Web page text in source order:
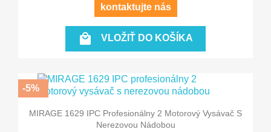
kontaktujte nás
 VLOŽIŤ DO KOŠÍKA
MIRAGE 1629 IPC Profesionálny 2 Motorový Vysávač S
Nerezovou Nádobou
-5%